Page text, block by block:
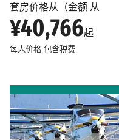
套房价格从（金额 从
¥40,766起
每人价格 包含税费